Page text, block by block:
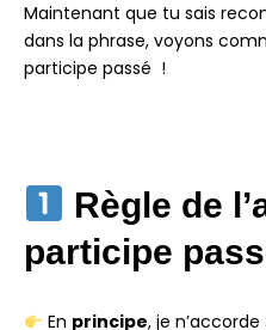
Maintenant que tu sais
dans la phrase, voyons
participe passé !
Règle de
participe
En principe, je n’accorde